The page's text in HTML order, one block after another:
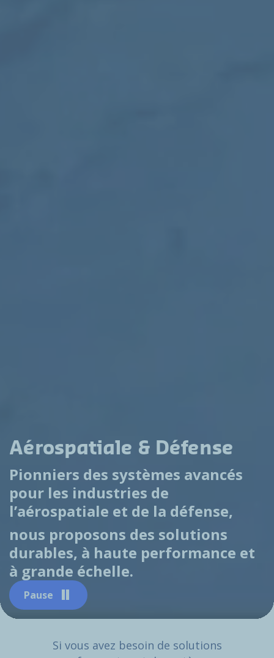
Pause
Aérospatiale & Défense
Pionniers des systèmes avancés
pour les industries de
l’aérospatiale et de la défense,
nous proposons des solutions
durables, à haute performance et
à grande échelle.
Si vous avez besoin de solutions